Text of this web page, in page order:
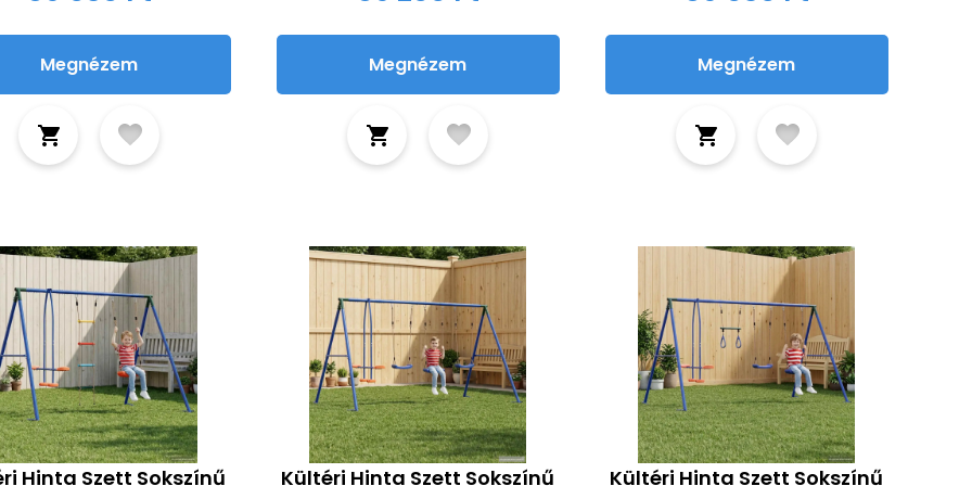
Megnézem Megnézem Megnézem
Hinta Szett Sokszínű Kültéri Hinta Szett Sokszínű Kültéri Hinta Szett Sokszínű